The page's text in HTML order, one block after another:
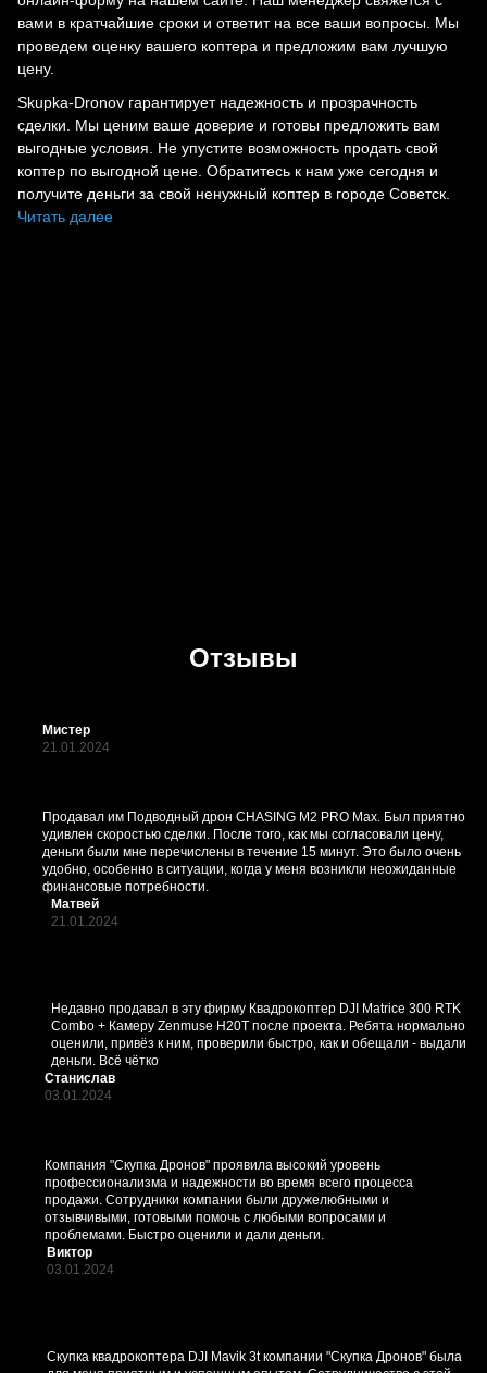
вами в кратчайшие сроки и ответит на все ваши вопросы. Мы
проведем оценку вашего коптера и предложим вам лучшую
цену.
Skupka-Dronov гарантирует надежность и прозрачность
сделки. Мы ценим ваше доверие и готовы предложить вам
выгодные условия. Не упустите возможность продать свой
коптер по выгодной цене. Обратитесь к нам уже сегодня и
получите деньги за свой ненужный коптер в городе Советск.
Читать далее
Отзывы
Мистер
21.01.2024
Продавал им Подводный дрон CHASING M2 PRO Max. Был приятно
удивлен скоростью сделки. После того, как мы согласовали цену,
деньги были мне перечислены в течение 15 минут. Это было очень
удобно, особенно в ситуации, когда у меня возникли неожиданные
финансовые потребности.
Матвей
21.01.2024
Недавно продавал в эту фирму Квадрокоптер DJI Matrice 300 RTK
Combo + Камеру Zenmuse H20T после проекта. Ребята нормально
оценили, привёз к ним, проверили быстро, как и обещали - выдали
деньги. Всё чётко
Станислав
03.01.2024
Компания "Скупка Дронов" проявила высокий уровень
профессионализма и надежности во время всего процесса
продажи. Сотрудники компании были дружелюбными и
отзывчивыми, готовыми помочь с любыми вопросами и
проблемами. Быстро оценили и дали деньги.
Виктор
03.01.2024
Скупка квадрокоптера DJI Mavik 3t компании "Скупка Дронов" была